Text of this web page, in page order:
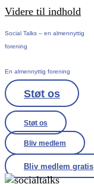
Videre til indhold
Social Talks – en almennyttig
forening
En almennyttig forening
Støt os
Støt os
Bliv medlem
Bliv medlem gratis